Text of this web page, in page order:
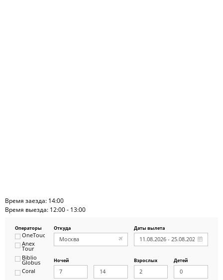
Время заезда: 14:00
Время выезда: 12:00 - 13:00
Операторы
OneTouch&Travel
Anex
Tour
Biblio
Globus
Coral
Откуда Даты вылета
Ночей Взрослых Детей